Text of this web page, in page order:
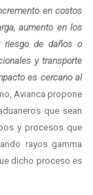
en costos
aumento en los
riesgo de daños o
y transporte
es cercano al
Avianca propone
que sean
y procesos que
rayos gamma
dicho proceso es